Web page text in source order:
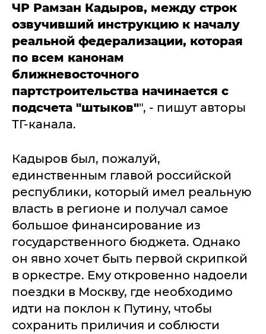
ЧР Рамзан Кадыров, между строк
озвучивший инструкцию к началу
реальной федерализации, которая
по всем канонам
ближневосточного
партстроительства начинается с
подсчета "штыков"", - пишут авторы
ТГ-канала.
Кадыров был, пожалуй,
единственным главой российской
республики, который имел реальную
власть в регионе и получал самое
большое финансирование из
государственного бюджета. Однако
он явно хочет быть первой скрипкой
в оркестре. Ему откровенно надоели
поездки в Москву, где необходимо
идти на поклон к Путину, чтобы
сохранить приличия и соблюсти